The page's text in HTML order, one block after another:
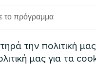
το πρόγραμμα
την πολιτική μας
μας για τα